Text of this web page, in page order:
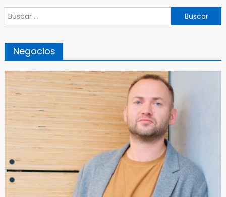
Buscar:
Negocios